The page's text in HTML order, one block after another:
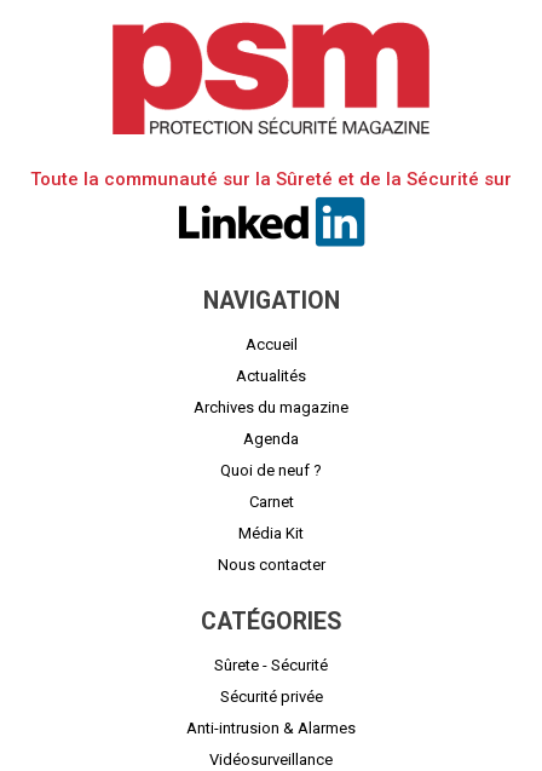
Toute la communauté sur la Sûreté et de la Sécurité sur
NAVIGATION
Accueil
Actualités
Archives du magazine
Agenda
Quoi de neuf ?
Carnet
Média Kit
Nous contacter
CATÉGORIES
Sûrete - Sécurité
Sécurité privée
Anti-intrusion & Alarmes
Vidéosurveillance